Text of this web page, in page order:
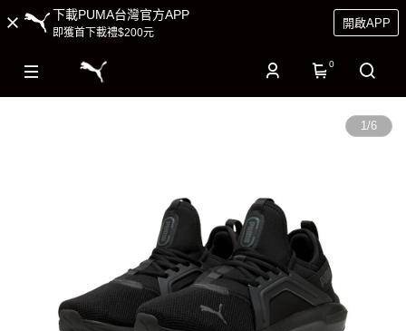
下載PUMA台灣官方APP
即獲首下載禮$200元
開啟APP
0
1/6